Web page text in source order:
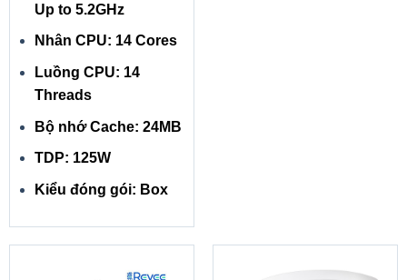
Up to 5.2GHz
Nhân CPU: 14 Cores
Luồng CPU: 14
Threads
Bộ nhớ Cache: 24MB
TDP: 125W
Kiểu đóng gói: Box